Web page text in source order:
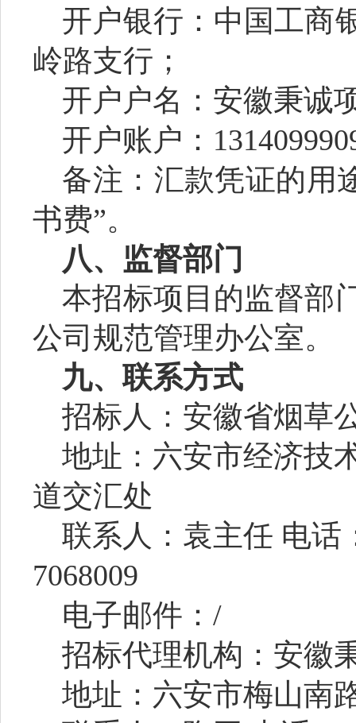
开户银行：中国工商
岭路支行；
开户户名： 安徽秉诚
开户账户：
备注：汇款凭证的用
书费”。
八、监督部门
本招标项目的监督部
公司规范管理办公室。
九、联系方式
招标人： 安徽省烟草
地址：六安市经济技
道交汇处
联系人： 袁主任 电话
7068009
电子邮件：/
招标代理机构： 安徽
地址： 六安市梅山南